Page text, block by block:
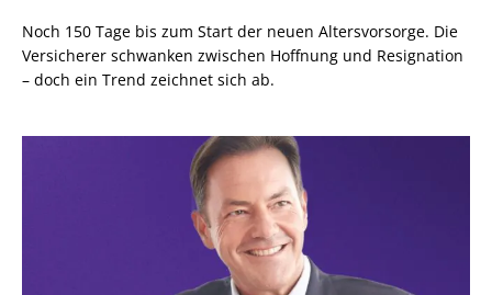
Noch 150 Tage bis zum Start der neuen Altersvorsorge. Die
Versicherer schwanken zwischen Hoffnung und Resignation
– doch ein Trend zeichnet sich ab.